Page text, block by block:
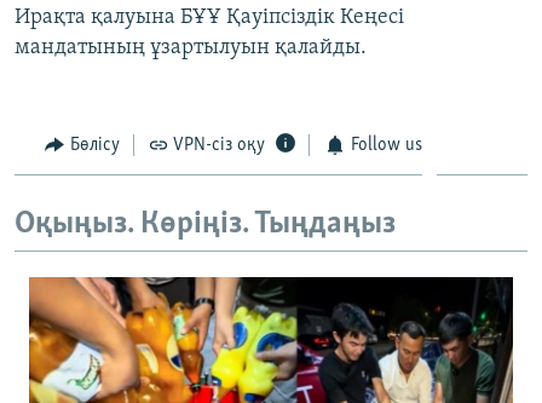
Ирақта қалуына БҰҰ Қауіпсіздік Кеңесі
мандатының ұзартылуын қалайды.
Бөлісу VPN-сіз оқу Follow us
Оқыңыз. Көріңіз. Тыңдаңыз